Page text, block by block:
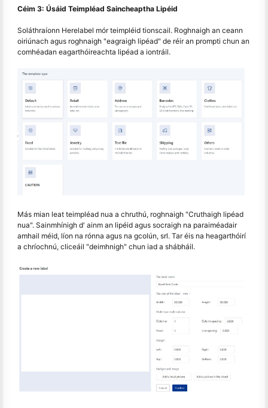
Céim 3: Úsáid Teimpléad Saincheaptha Lipéid
Soláthraíonn Herelabel mór teimpléid tionscail. Roghnaigh an ceann
oiriúnach agus roghnaigh "eagraigh lipéad" de réir an prompti chun an
comhéadan eagarthóireachta lipéad a iontráil.
Más mian leat teimpléad nua a chruthú, roghnaigh "Cruthaigh lipéad
nua". Sainmhínigh d' ainm an lipéid agus socraigh na paraiméadair
amhail méid, líon na rónna agus na gcolún, srl. Tar éis na heagarthóirí
a chríochnú, cliceáil "deimhnigh" chun iad a shábháil.